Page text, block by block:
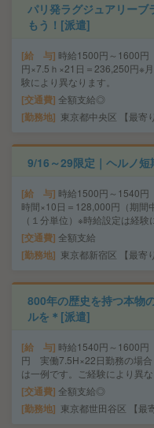
パリ発ラグジュアリーブ
もう！[派遣]
給 与 時給1500円～1600
円×7.5ｈ×21日＝236,250円※
験により異なります。
交通費 全額支給◎
勤務地 東京都中央区 【最寄
9/16～29限定｜ヘルノ
給 与 時給1500円～1540
時間×10日＝128,000円（期間
（１分単位）※時給設定は経験
交通費 全額支給
勤務地 東京都新宿区 【最寄
800年の歴史を持つ本物
ルを＊[派遣]
給 与 時給1540円～1600
円 実働7.5H×22日勤務の場
は一例です。ご経験により異な
交通費 全額支給◎
勤務地 東京都世田谷区 【最